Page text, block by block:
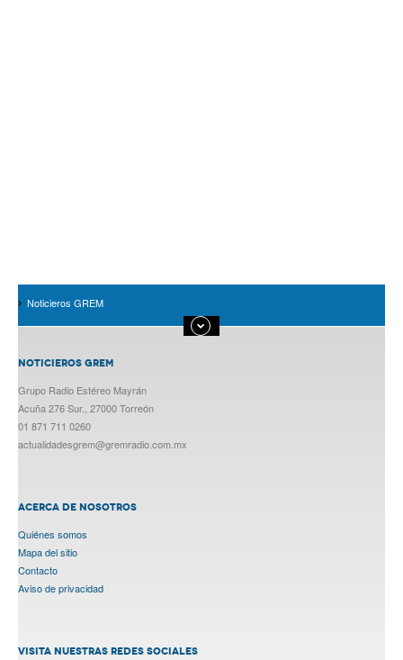
Noticieros GREM
NOTICIEROS GREM
Grupo Radio Estéreo Mayrán
Acuña 276 Sur., 27000 Torreón
01 871 711 0260
actualidadesgrem@gremradio.com.mx
ACERCA DE NOSOTROS
Quiénes somos
Mapa del sitio
Contacto
Aviso de privacidad
VISITA NUESTRAS REDES SOCIALES